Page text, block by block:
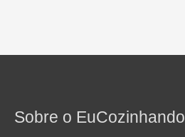
Sobre o EuCozinhando